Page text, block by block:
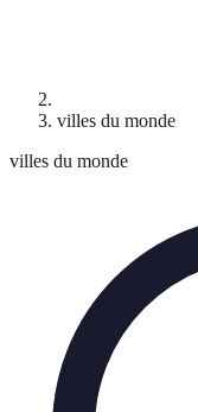
villes du monde
villes du monde